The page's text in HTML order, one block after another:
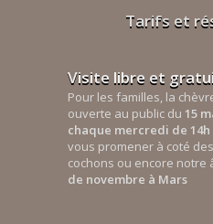
Tarifs et
Visite libre et
Pour les familles, la
ouverte au public du 15
chaque mercredi de 14h
vous promener à coté
cochons ou encore notre
de novembre à Mars